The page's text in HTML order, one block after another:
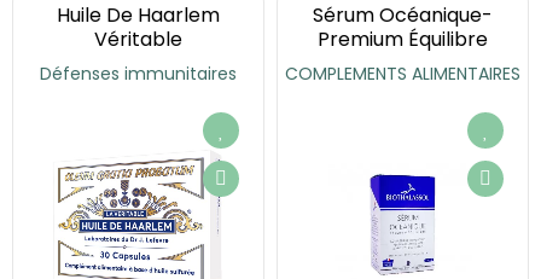
Huile De Haarlem
Véritable
Défenses immunitaires
Sérum Océanique-
Premium Équilibre
COMPLEMENTS ALIMENTAIRES